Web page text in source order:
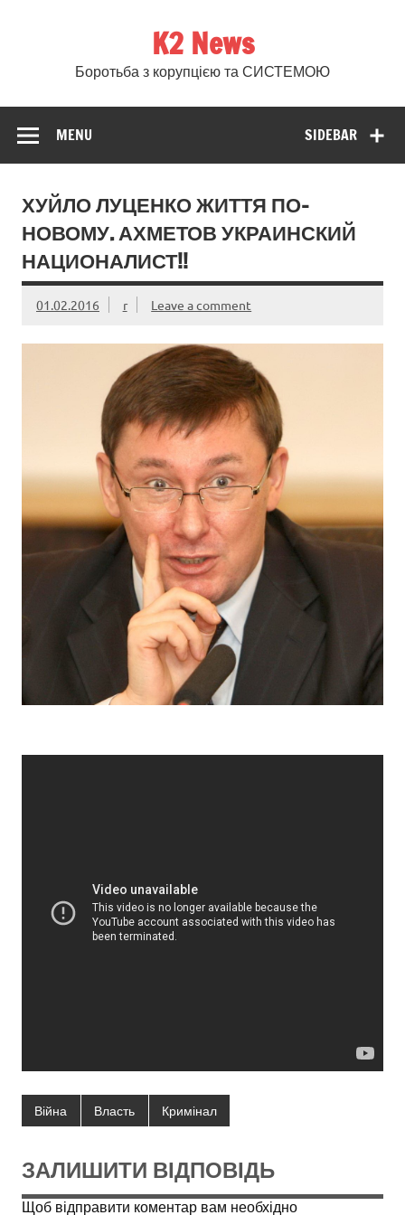
K2 News
Боротьба з корупцією та СИСТЕМОЮ
SIDEBAR
MENU
ХУЙЛО ЛУЦЕНКО ЖИТТЯ ПО-
НОВОМУ. АХМЕТОВ УКРАИНСКИЙ
НАЦИОНАЛИСТ!!
01.02.2016 r Leave a comment
Війна Власть Кримінал
ЗАЛИШИТИ ВІДПОВІДЬ
Щоб відправити коментар вам необхідно